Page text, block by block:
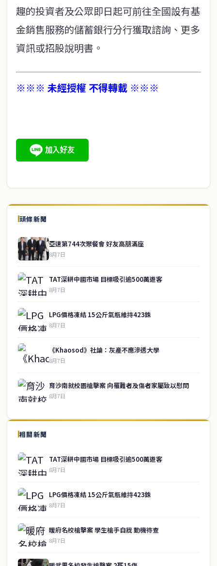
趣的投資者及公眾即日起可前往全國設有基
金銷售服務的儲蓄銀行分行獲取諮詢、更多
資訊或招股說明書。
※※※ 未經授權 不得轉載 ※※※
頭條新聞
亞速第744次聚餐會 好友高朋滿座
8月7日
TAT深耕中國市場 目標吸引逾500萬遊客
8月7日
LPG價格凍結 15公斤氣瓶維持423銖
8月7日
《Khaosod》社論：灰產不應滲透大學
8月7日
育沙南就校園槍擊案 向罹難者及傷者家屬致以慰問
8月7日
相關新聞
TAT深耕中國市場 目標吸引逾500萬遊客
8月7日
LPG價格凍結 15公斤氣瓶維持423銖
8月7日
暖府名校槍擊案 學生槍手自戕 動機待查
8月7日
泰國中文新聞（TCN）是一家總部設於曼谷的中文新聞媒體，致力於
報導泰國當地政治、經濟、華人社群與社會時事，為在泰華人讀者提
供即時、客觀、多元的中文新聞內容。
快速連結
即時
政治
工商
service@thaichinesenews.com ↑ 回到頂端